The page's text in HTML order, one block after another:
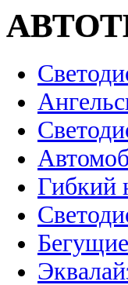
Гибкий